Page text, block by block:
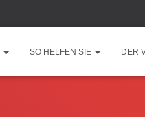
SO HELFEN SIE DER